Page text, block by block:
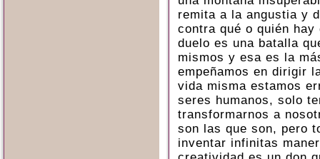
remita a la angustia y
contra qué o quién
duelo es una batalla
mismos y esa es la
empeñamos en dirigir
vida misma estamos
seres humanos, solo
transformarnos a
son las que son, pero
inventar infinitas